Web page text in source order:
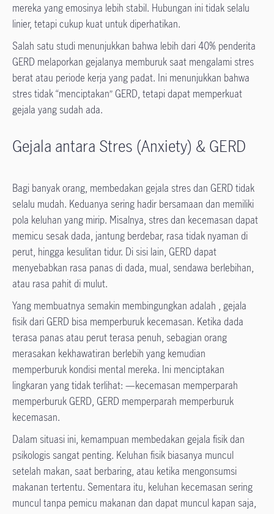
mereka yang emosinya lebih stabil. Hubungan ini tidak selalu
linier, tetapi cukup kuat untuk diperhatikan.
Salah satu studi menunjukkan bahwa lebih dari 40% penderita
GERD melaporkan gejalanya memburuk saat mengalami stres
berat atau periode kerja yang padat. Ini menunjukkan bahwa
stres tidak “menciptakan” GERD, tetapi dapat memperkuat
gejala yang sudah ada.
Gejala antara Stres (Anxiety) & GERD
Bagi banyak orang, membedakan gejala stres dan GERD tidak
selalu mudah. Keduanya sering hadir bersamaan dan memiliki
pola keluhan yang mirip. Misalnya, stres dan kecemasan dapat
memicu sesak dada, jantung berdebar, rasa tidak nyaman di
perut, hingga kesulitan tidur. Di sisi lain, GERD dapat
menyebabkan rasa panas di dada, mual, sendawa berlebihan,
atau rasa pahit di mulut.
Yang membuatnya semakin membingungkan adalah , gejala
fisik dari GERD bisa memperburuk kecemasan. Ketika dada
terasa panas atau perut terasa penuh, sebagian orang
merasakan kekhawatiran berlebih yang kemudian
memperburuk kondisi mental mereka. Ini menciptakan
lingkaran yang tidak terlihat: —kecemasan memperparah
memperburuk GERD, GERD memperparah memperburuk
kecemasan.
Dalam situasi ini, kemampuan membedakan gejala fisik dan
psikologis sangat penting. Keluhan fisik biasanya muncul
setelah makan, saat berbaring, atau ketika mengonsumsi
makanan tertentu. Sementara itu, keluhan kecemasan sering
muncul tanpa pemicu makanan dan dapat muncul kapan saja,